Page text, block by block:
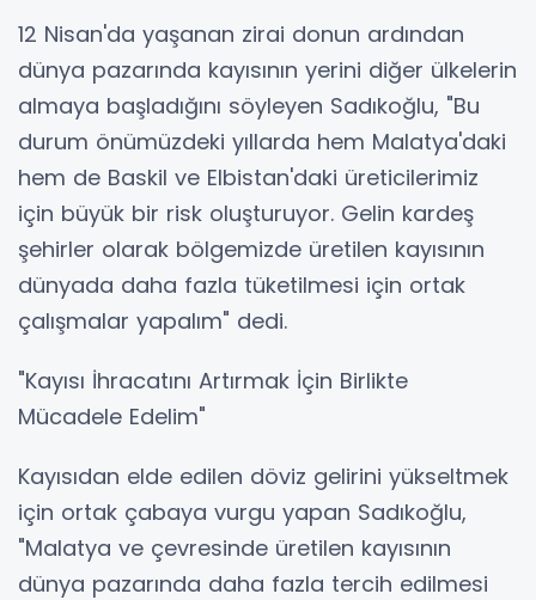
12 Nisan'da yaşanan zirai donun ardından
dünya pazarında kayısının yerini diğer ülkelerin
almaya başladığını söyleyen Sadıkoğlu, "Bu
durum önümüzdeki yıllarda hem Malatya'daki
hem de Baskil ve Elbistan'daki üreticilerimiz
için büyük bir risk oluşturuyor. Gelin kardeş
şehirler olarak bölgemizde üretilen kayısının
dünyada daha fazla tüketilmesi için ortak
çalışmalar yapalım" dedi.
"Kayısı İhracatını Artırmak İçin Birlikte
Mücadele Edelim"
Kayısıdan elde edilen döviz gelirini yükseltmek
için ortak çabaya vurgu yapan Sadıkoğlu,
"Malatya ve çevresinde üretilen kayısının
dünya pazarında daha fazla tercih edilmesi